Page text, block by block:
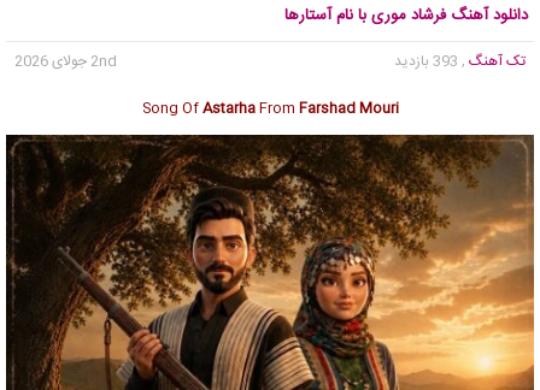
دانلود آهنگ فرشاد موری با نام آستارها
تک آهنگ , 393 بازدید
2nd جولای 2026
Song OfAstarhaFrom Farshad Mouri